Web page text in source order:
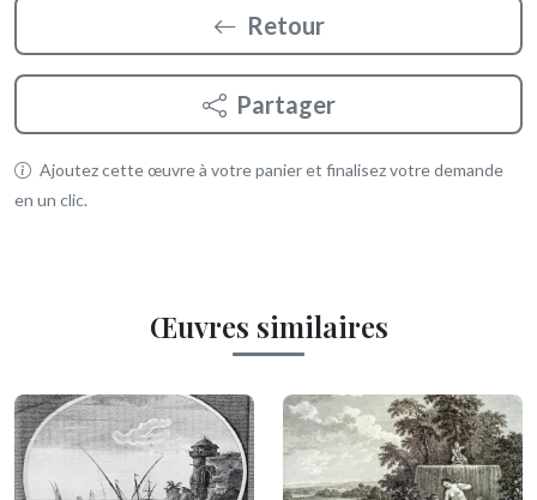
Retour
Partager
Ajoutez cette œuvre à votre panier et finalisez votre demande
en un clic.
Œuvres similaires